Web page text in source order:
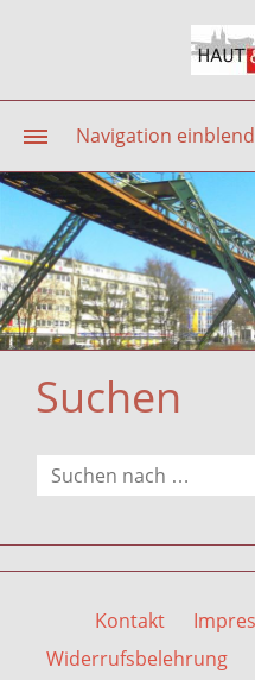
Navigation
Suchen
Kontakt
Widerrufsbelehrung